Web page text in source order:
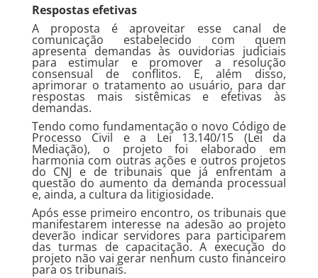
Respostas efetivas
A proposta é aproveitar esse canal de
comunicação estabelecido com quem
apresenta demandas às ouvidorias judiciais
para estimular e promover a resolução
consensual de conflitos. E, além disso,
aprimorar o tratamento ao usuário, para dar
respostas mais sistêmicas e efetivas às
demandas.
Tendo como fundamentação o novo Código de
Processo Civil e a Lei 13.140/15 (Lei da
Mediação), o projeto foi elaborado em
harmonia com outras ações e outros projetos
do CNJ e de tribunais que já enfrentam a
questão do aumento da demanda processual
e, ainda, a cultura da litigiosidade.
Após esse primeiro encontro, os tribunais que
manifestarem interesse na adesão ao projeto
deverão indicar servidores para participarem
das turmas de capacitação. A execução do
projeto não vai gerar nenhum custo financeiro
para os tribunais.